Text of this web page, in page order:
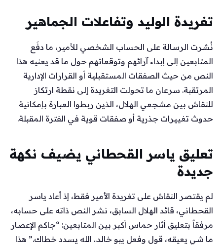
تغريدة الوليد وتفاعلات الجماهير
نُشرت الرسالة على الحساب الشخصي للأمير، ما دفَع
المتابعين إلى إبداء آرائهم وتوقعاتهم حول ما قد يعنيه هذا
النص من حيث الصفقات المستقبلية أو القرارات الإدارية
المرتقبة. سرعان ما تحولت التغريدة إلى نقطة ارتكاز
للنقاش بين مشجعي الهلال، الذين ربطوا العبارة بإمكانية
حدوث تغييرات جذرية أو صفقات قوية في الفترة المقبلة.
تعليق ياسر القحطاني يضيف نكهة
جديدة
لم يقتصر النقاش على تغريدة الأمير فقط، إذ أعاد ياسر
القحطاني، قائد الهلال السابق، نشر النص ذاته على حسابه،
مرفقاً بتعليق أثار حماس أكبر بين المتابعين: “جاكم الإعصار
ما شيٍ يعيقه، قول وفعل يبو خالد.. الله يسدد خطاك.” هذا